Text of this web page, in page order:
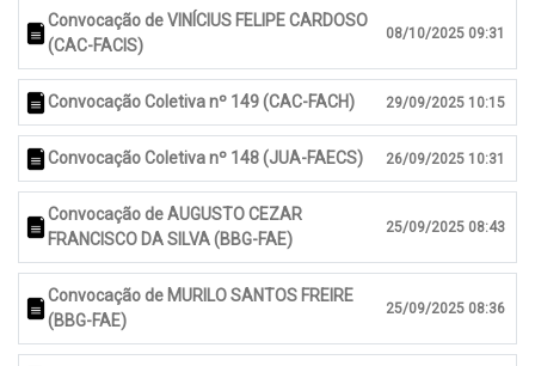
Convocação de VINÍCIUS FELIPE CARDOSO
(CAC-FACIS)
08/10/2025 09:31
Convocação Coletiva nº 149 (CAC-FACH) 29/09/2025 10:15
Convocação Coletiva nº 148 (JUA-FAECS) 26/09/2025 10:31
Convocação de AUGUSTO CEZAR
FRANCISCO DA SILVA (BBG-FAE)
25/09/2025 08:43
Convocação de MURILO SANTOS FREIRE
(BBG-FAE)
25/09/2025 08:36